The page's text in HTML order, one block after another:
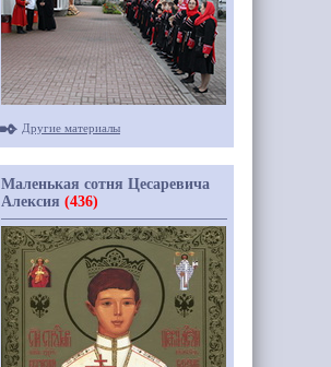
Другие материалы
Маленькая сотня Цесаревича
Алексия (436)